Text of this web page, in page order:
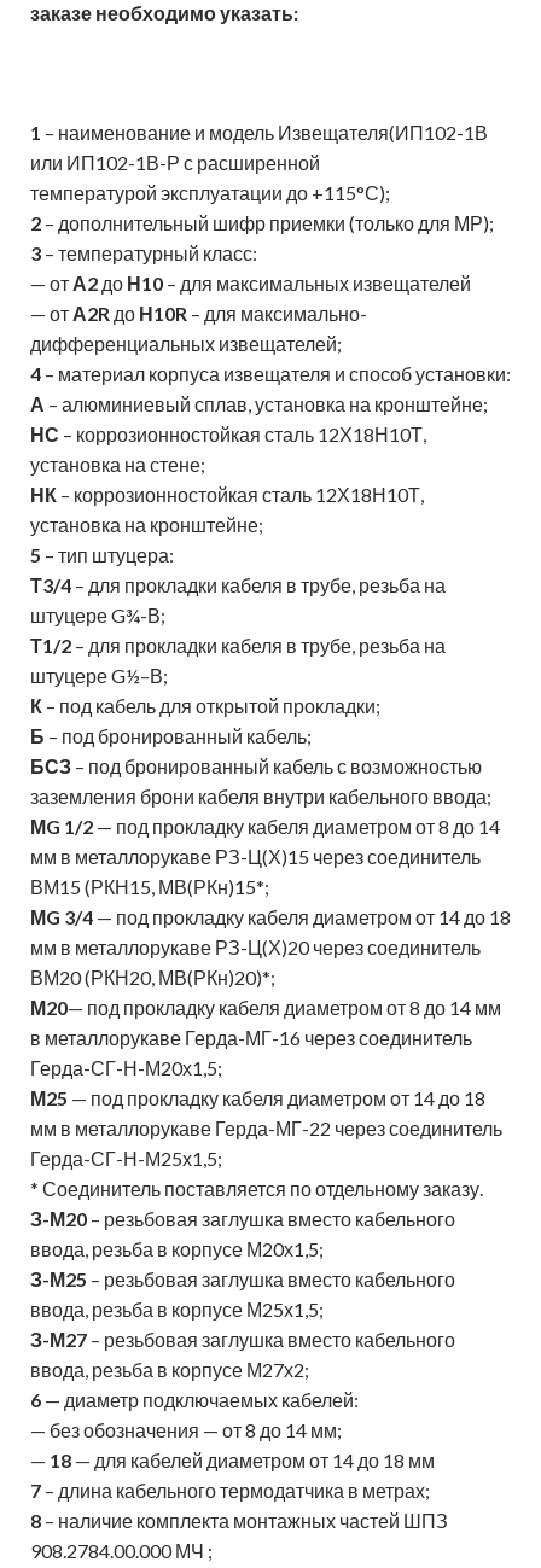
заказе необходимо указать:
1 – наименование и модель Извещателя(ИП102-1В
или ИП102-1В-Р с расширенной
температурой эксплуатации до +115°С);
2 – дополнительный шифр приемки (только для МР);
3 – температурный класс:
— от А2 до Н10 – для максимальных извещателей
— от А2R до Н10R – для максимально-
дифференциальных извещателей;
4 – материал корпуса извещателя и способ установки:
А – алюминиевый сплав, установка на кронштейне;
НС – коррозионностойкая сталь 12Х18Н10Т,
установка на стене;
НК – коррозионностойкая сталь 12Х18Н10Т,
установка на кронштейне;
5 – тип штуцера:
Т3/4 – для прокладки кабеля в трубе, резьба на
штуцере G¾-В;
Т1/2 – для прокладки кабеля в трубе, резьба на
штуцере G½–В;
К – под кабель для открытой прокладки;
Б – под бронированный кабель;
БСЗ – под бронированный кабель с возможностью
заземления брони кабеля внутри кабельного ввода;
МG 1/2 — под прокладку кабеля диаметром от 8 до 14
мм в металлорукаве РЗ-Ц(Х)15 через соединитель
ВМ15 (РКН15, МВ(РКн)15*;
МG 3/4 — под прокладку кабеля диаметром от 14 до 18
мм в металлорукаве РЗ-Ц(Х)20 через соединитель
ВМ20 (РКН20, МВ(РКн)20)*;
М20— под прокладку кабеля диаметром от 8 до 14 мм
в металлорукаве Герда-МГ-16 через соединитель
Герда-СГ-Н-М20х1,5;
М25 — под прокладку кабеля диаметром от 14 до 18
мм в металлорукаве Герда-МГ-22 через соединитель
Герда-СГ-Н-М25х1,5;
* Соединитель поставляется по отдельному заказу.
З-М20 – резьбовая заглушка вместо кабельного
ввода, резьба в корпусе М20х1,5;
З-М25 – резьбовая заглушка вместо кабельного
ввода, резьба в корпусе М25х1,5;
З-М27 – резьбовая заглушка вместо кабельного
ввода, резьба в корпусе М27х2;
6 — диаметр подключаемых кабелей:
— без обозначения — от 8 до 14 мм;
— 18 — для кабелей диаметром от 14 до 18 мм
7 – длина кабельного термодатчика в метрах;
8 – наличие комплекта монтажных частей ШПЗ
908.2784.00.000 МЧ ;